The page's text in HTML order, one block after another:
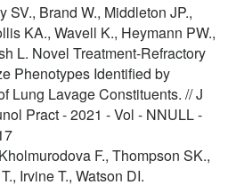
SV., Brand W., Middleton JP.,
KA., Wavell K., Heymann PW.,
L. Novel Treatment-Refractory
Phenotypes Identified by
Lung Lavage Constituents. // J
Pract - 2021 - Vol - NNULL -
F., Thompson SK.,
Irvine T., Watson DI.